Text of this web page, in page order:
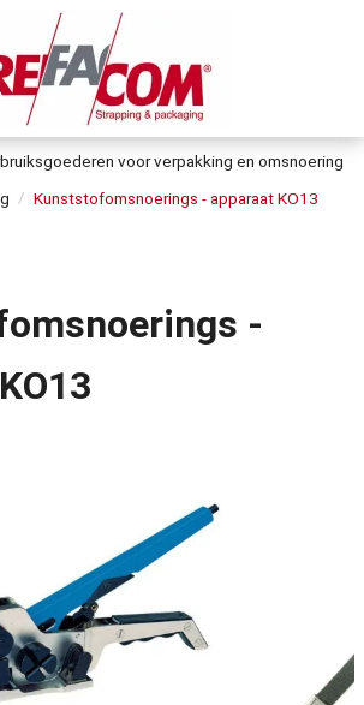
voor verpakking en omsnoering
Kunststofomsnoerings - apparaat KO13
-